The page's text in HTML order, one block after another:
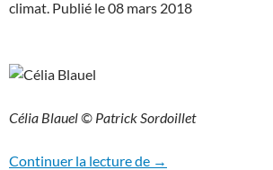
climat. Publié le 08 mars 2018
Célia Blauel © Patrick Sordoillet
Continuer la lecture de Eau et
→